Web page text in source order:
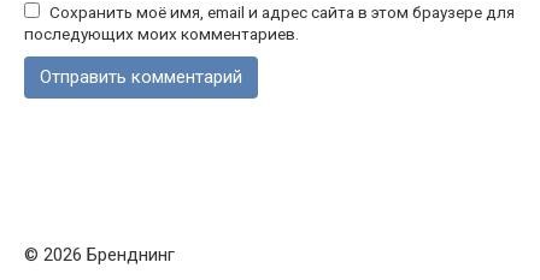
Сохранить моё имя, email и адрес сайта в этом браузере для
последующих моих комментариев.
© 2026 Бренднинг